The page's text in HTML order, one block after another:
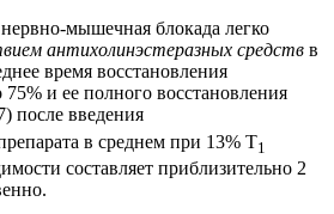
мышечная блокада легко
антихолинэстеразных средств в
время восстановления
и ее полного восстановления
после введения
в среднем при 13% T1
составляет приблизительно 2